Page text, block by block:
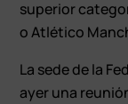
superior
o Atlético
La sede de la
ayer una